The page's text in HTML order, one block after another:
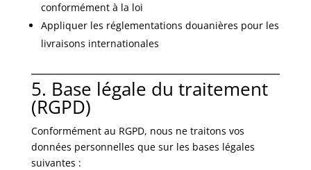
conformément à la loi
Appliquer les réglementations douanières pour les
livraisons internationales
5. Base légale du traitement
(RGPD)
Conformément au RGPD, nous ne traitons vos
données personnelles que sur les bases légales
suivantes :